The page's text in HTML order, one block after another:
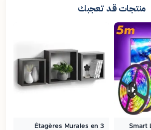
منتجات قد تعجبك
Smart
3 Étagères Murales en